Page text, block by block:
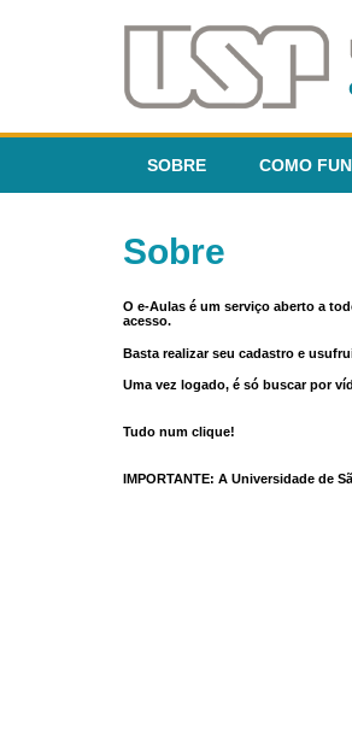
SOBRE COMO
Sobre
O e-Aulas é um serviço aberto a
acesso.
Basta realizar seu cadastro e
Uma vez logado, é só buscar por
Tudo num clique!
IMPORTANTE: A Universidade de